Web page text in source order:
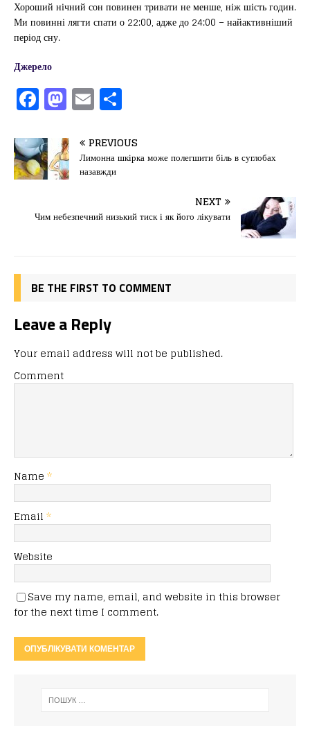
Хороший нічний сон повинен тривати не менше, ніж шість годин.
Ми повинні лягти спати о 22:00, адже до 24:00 – найактивніший
період сну.
Джерело
F
a
c
e
b
o
o
M
a
st
o
d
o
n
E
m
ai
l
іл
и
ис
я
PREVIOUS
Лимонна шкірка може полегшити біль в суглобах
назавжди
NEXT
Чим небезпечний низький тиск і як його лікувати
BE THE FIRST TO COMMENT
Leave a Reply
Your email address will not be published.
Comment
Name *
Email *
Website
Save my name, email, and website in this browser
for the next time I comment.